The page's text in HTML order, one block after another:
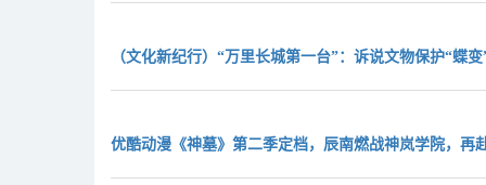
（文化新纪行）“万里长城第一台”：诉说文物保护“蝶变
优酷动漫《神墓》第二季定档，辰南燃战神岚学院，再